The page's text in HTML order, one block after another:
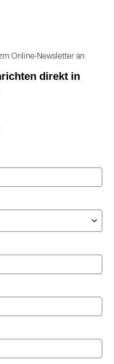
Online-Newsletter an
direkt in